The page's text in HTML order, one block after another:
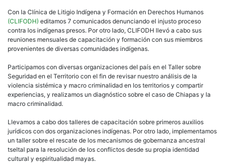
Con la Clínica de Litigio Indígena y Formación en Derechos Humanos
(CLIFODH) editamos 7 comunicados denunciando el injusto proceso
contra los indígenas presos. Por otro lado, CLIFODH llevó a cabo sus
reuniones mensuales de capacitación y formación con sus miembros
provenientes de diversas comunidades indígenas.
Participamos con diversas organizaciones del país en el Taller sobre
Seguridad en el Territorio con el fin de revisar nuestro análisis de la
violencia sistémica y macro criminalidad en los territorios y compartir
experiencias, y realizamos un diagnóstico sobre el caso de Chiapas y la
macro criminalidad.
Llevamos a cabo dos talleres de capacitación sobre primeros auxilios
jurídicos con dos organizaciones indígenas. Por otro lado, implementamos
un taller sobre el rescate de los mecanismos de gobernanza ancestral
tseltal para la resolución de los conflictos desde su propia identidad
cultural y espiritualidad mayas.